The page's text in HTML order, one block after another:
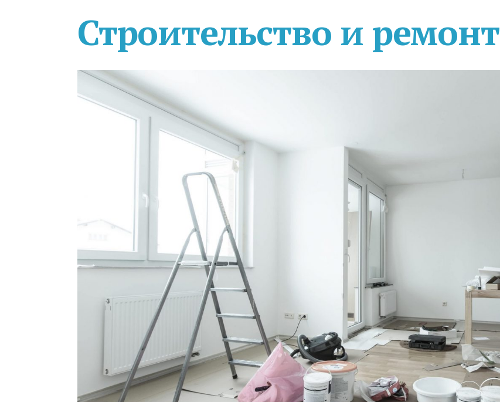
Строительство и ремонт